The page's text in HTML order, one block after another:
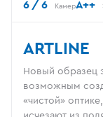
6 / 6 КамерA++
ARTLINE
Новый образец
возможным
«чистой»